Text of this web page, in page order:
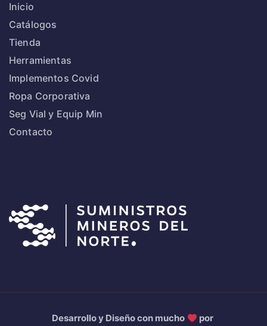
Inicio
Catálogos
Tienda
Herramientas
Implementos Covid
Ropa Corporativa
Seg Vial y Equip Min
Contacto
Desarrollo y Diseño con mucho por